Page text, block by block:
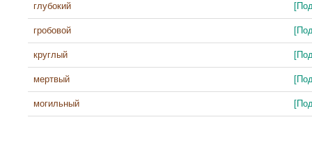
глубокий
гробовой
круглый
мертвый
могильный